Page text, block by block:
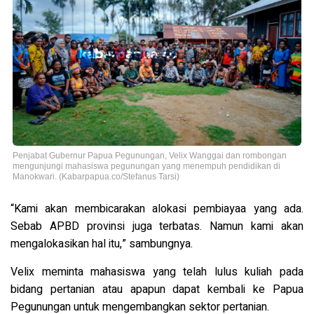
Penjabat Gubernur Papua Pegunungan, Velix Wanggai dan rombongan
mengunjungi mahasiswa pegunungan yang menempuh pendidikan di
Manokwari. (Kabarpapua.co/Stefanus Tarsi)
“Kami akan membicarakan alokasi pembiayaa yang ada.
Sebab APBD provinsi juga terbatas. Namun kami akan
mengalokasikan hal itu,” sambungnya.
Velix meminta mahasiswa yang telah lulus kuliah pada
bidang pertanian atau apapun dapat kembali ke Papua
Pegunungan untuk mengembangkan sektor pertanian.